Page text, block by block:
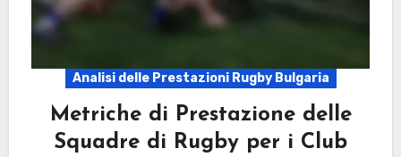
Analisi delle Prestazioni Rugby Bulgaria
Metriche di Prestazione delle
Squadre di Rugby per i Club